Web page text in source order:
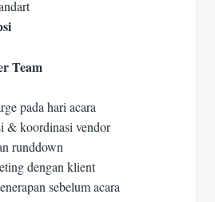
Team
pada hari acara
& koordinasi vendor
runddown
dengan klient
sebelum acara